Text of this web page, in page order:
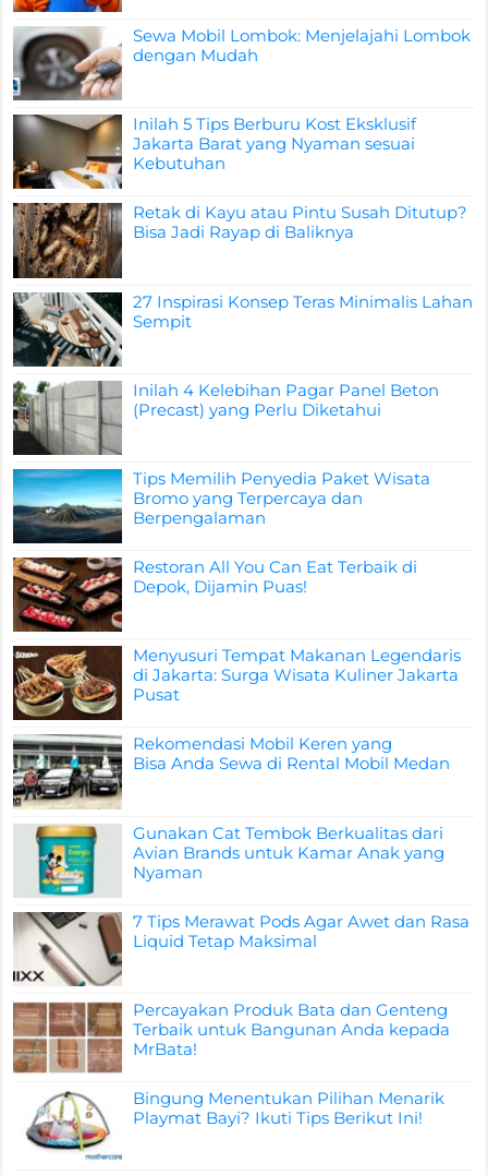
Sewa Mobil Lombok: Menjelajahi Lombok
dengan Mudah
Inilah 5 Tips Berburu Kost Eksklusif
Jakarta Barat yang Nyaman sesuai
Kebutuhan
Retak di Kayu atau Pintu Susah Ditutup?
Bisa Jadi Rayap di Baliknya
27 Inspirasi Konsep Teras Minimalis Lahan
Sempit
Inilah 4 Kelebihan Pagar Panel Beton
(Precast) yang Perlu Diketahui
Tips Memilih Penyedia Paket Wisata
Bromo yang Terpercaya dan
Berpengalaman
Restoran All You Can Eat Terbaik di
Depok, Dijamin Puas!
Menyusuri Tempat Makanan Legendaris
di Jakarta: Surga Wisata Kuliner Jakarta
Pusat
Rekomendasi Mobil Keren yang
Bisa Anda Sewa di Rental Mobil Medan
Gunakan Cat Tembok Berkualitas dari
Avian Brands untuk Kamar Anak yang
Nyaman
7 Tips Merawat Pods Agar Awet dan Rasa
Liquid Tetap Maksimal
Percayakan Produk Bata dan Genteng
Terbaik untuk Bangunan Anda kepada
MrBata!
Bingung Menentukan Pilihan Menarik
Playmat Bayi? Ikuti Tips Berikut Ini!